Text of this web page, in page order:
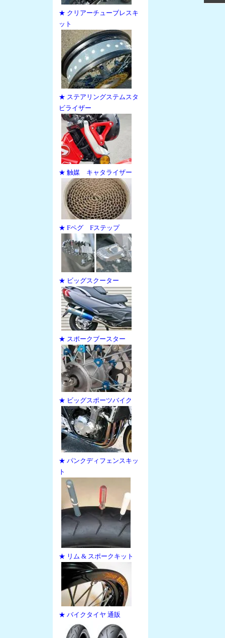
★ クリアーチューブレスキ
ット
★ ステアリングステムスタ
ビライザー
★ 触媒 キャタライザー
★ Fペグ Fステップ
★ ビッグスクーター
★ スポークブースター
★ ビッグスポーツバイク
★ パンクディフェンスキッ
ト
★ リム & スポークキット
★ バイクタイヤ 通販